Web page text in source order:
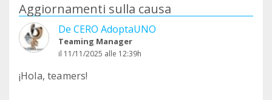
Aggiornamenti sulla causa
De CERO AdoptaUNO
Teaming Manager
il 11/11/2025 alle 12:39h
¡Hola, teamers!